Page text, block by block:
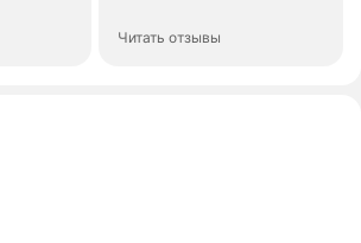
Читать отзывы